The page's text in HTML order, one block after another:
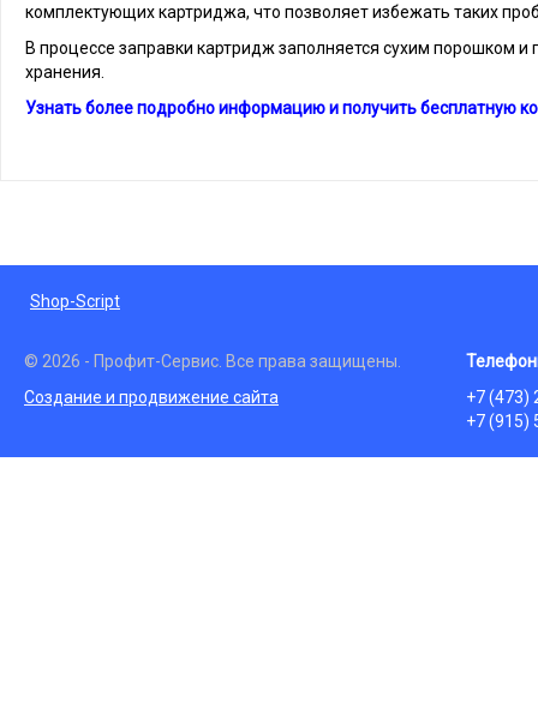
комплектующих картриджа, что позволяет избежать таких
В процессе заправки картридж заполняется сухим порошком
хранения.
Узнать более подробно информацию и получить бесплатную
Shop-Script
© 2026 - Профит-Сервис. Все права защищены.
Создание и продвижение сайта
+7 (473)
+7 (915)